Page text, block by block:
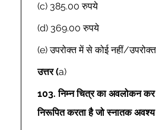
(c) 385.00 रुपये
(d) 369.00 रुपये
(e) उपरोक्त में से कोई नहीं/
उत्तर (a)
103. निम्न चित्र का अवलोकन कर
निरूपित करता है जो स्नातक